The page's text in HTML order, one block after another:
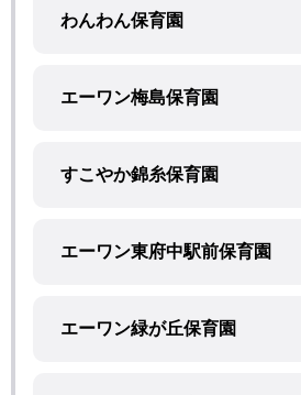
わんわん保育園
エーワン梅島保育園
すこやか錦糸保育園
エーワン東府中駅前保育園
エーワン緑が丘保育園